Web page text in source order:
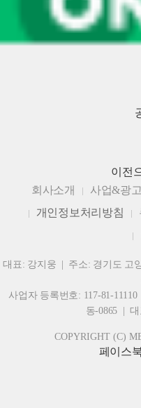
이전
회사소개
사업&광
개인정보처리방침
대표: 강지웅 | 주소: 경기도 고
사업자 등록번호: 117-81-
동-0865 | 대
COPYRIGHT (C)
페이스